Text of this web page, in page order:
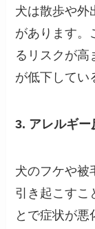
犬は散歩や外
があります。
るリスクが高
が低下してい
3. アレルギー
犬のフケや被
引き起こすこ
とで症状が悪